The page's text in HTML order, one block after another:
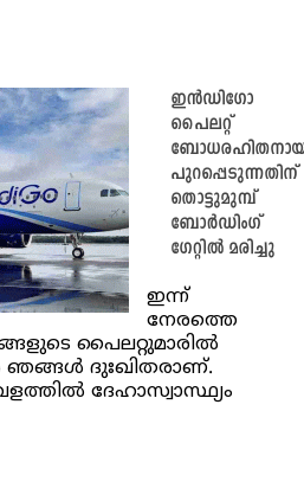
ഇൻഡിഗോ
പൈലറ്റ്
പുറപ്പെടുന്നതിന്
തൊട്ടുമുമ്പ്
ബോർഡിംഗ്
ഗേറ്റിൽ മരിച്ചു
ഇന്ന്
നേരത്തെ
പൈലറ്റുമാരിൽ
ഞങ്ങൾ ദുഃഖിതരാണ്.
ദേഹാസ്വാസ്ഥ്യം